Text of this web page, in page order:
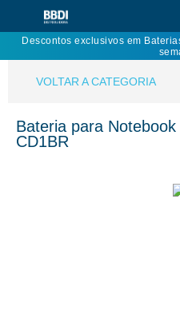
Descontos exclusivos em
VOLTAR A CATEGORIA
Bateria para
CD1BR